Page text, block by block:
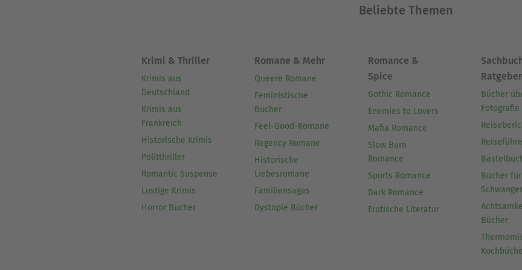
Beliebte Themen
Krimi & Thriller
Krimis aus
Deutschland
Krimis aus
Frankreich
Historische Krimis
Politthriller
Romantic Suspense
Lustige Krimis
Horror Bücher
Romane & Mehr
Queere Romane
Feministische
Bücher
Feel-Good-Romane
Regency Romane
Historische
Liebesromane
Familiensagas
Dystopie Bücher
Romance &
Spice
Gothic Romance
Enemies to Lovers
Mafia Romance
Slow Burn
Romance
Sports Romance
Dark Romance
Erotische Literatur
Ratgeber
Bücher
Fotografie
Bücher
Bücher